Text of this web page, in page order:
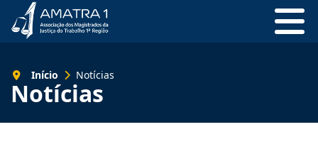
Notícias
Início Notícias